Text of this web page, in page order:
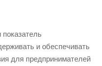
показатель
и обеспечивать
для предпринимателей